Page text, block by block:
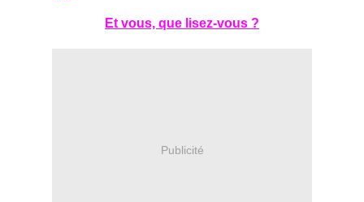
Et vous, que lisez-vous ?
Publicité